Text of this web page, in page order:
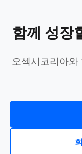
함께 성장
오섹시코리아와